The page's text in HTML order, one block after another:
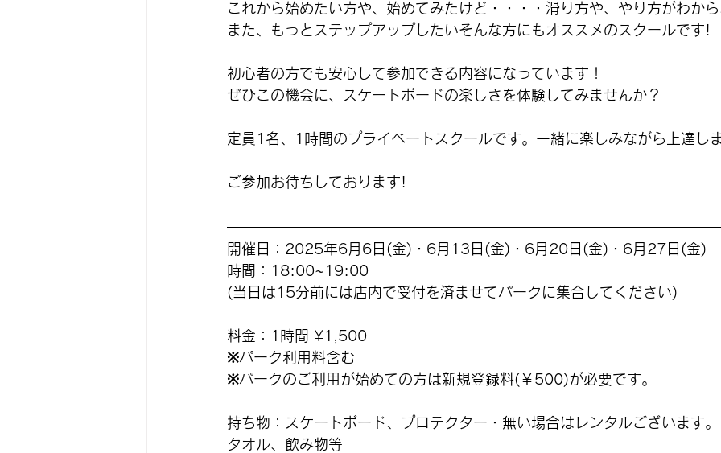
これから始めたい方や、始めてみたけど・・・・滑り方や、やり方がわから
また、もっとステップアップしたいそんな方にもオススメのスクールです!
初心者の方でも安心して参加できる内容になっています！
ぜひこの機会に、スケートボードの楽しさを体験してみませんか？
定員1名、1時間のプライベートスクールです。一緒に楽しみながら上達し
ご参加お待ちしております!
開催日：2025年6月6日(金)・ 6月13日(金)・6月20日(金)・6月27日(金)
時間：18:00~19:00
(当日は15分前には店内で受付を済ませてパークに集合してください)
料金：1時間 ¥1,500
※パーク利用料含む
※パークのご利用が始めての方は新規登録料(￥500)が必要です。
持ち物：スケートボード、プロテクター・無い場合はレンタルございます。
タオル、飲み物等